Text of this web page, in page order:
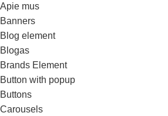
Apie mus
Banners
Blog element
Blogas
Brands Element
Button with popup
Buttons
Carousels